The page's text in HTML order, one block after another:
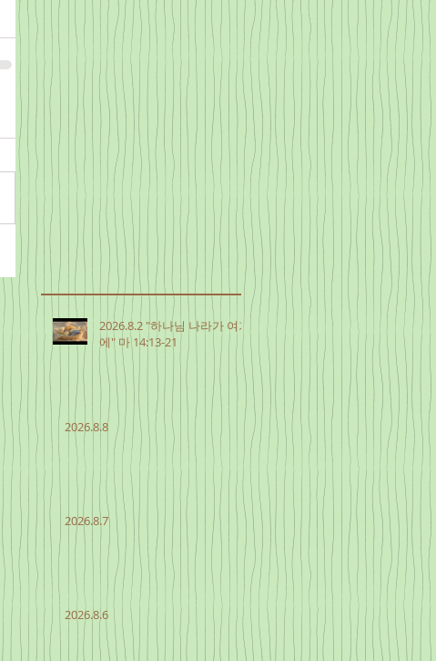
2026.8.2 "하나님 나라가 여기
에" 마 14:13-21
2026.8.8
2026.8.7
2026.8.6